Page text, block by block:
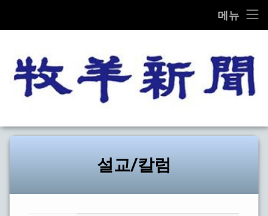
메뉴
교계종합
교단/교회
설교/칼럼 목양
설교/칼럼